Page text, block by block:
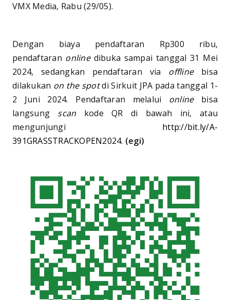
VMX Media, Rabu (29/05).
Dengan biaya pendaftaran Rp300 ribu,
pendaftaran online dibuka sampai tanggal 31 Mei
2024, sedangkan pendaftaran via offlinebisa
dilakukan on the spotdi Sirkuit JPA pada tanggal 1-
2 Juni 2024. Pendaftaran melalui online bisa
langsung scan kode QR di bawah ini, atau
mengunjungi http://bit.ly/A-
391GRASSTRACKOPEN2024. (egi)